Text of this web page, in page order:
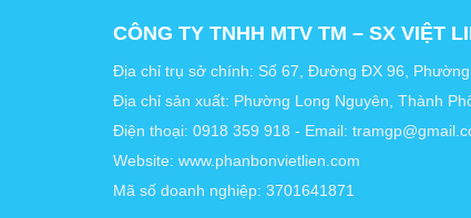
CÔNG TY TNHH MTV TM – SX VIỆT
Địa chỉ trụ sở chính: Số 67, Đường ĐX 96,
Địa chỉ sản xuất: Phường Long Nguyên, Thành
Điện thoại: 0918 359 918 - Email:
Website: www.phanbonvietlien.com
Mã số doanh nghiệp: 3701641871